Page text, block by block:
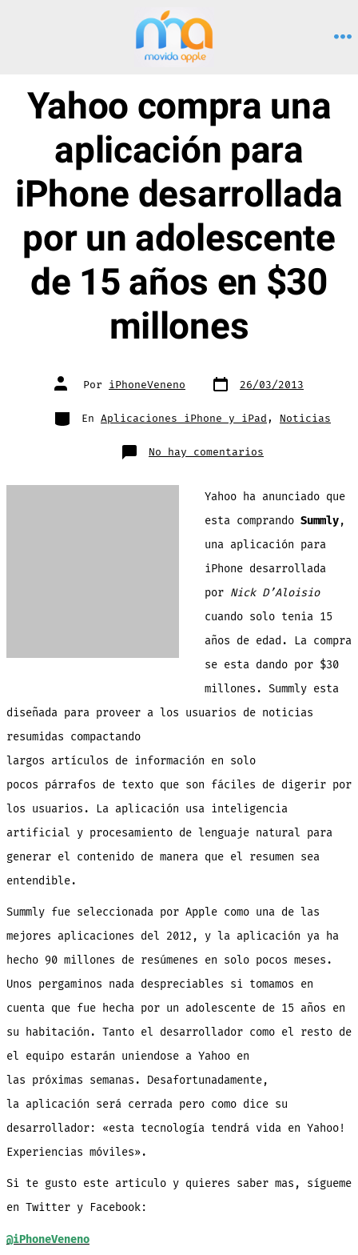
Yahoo compra una
aplicación para
iPhone desarrollada
por un adolescente
de 15 años en $30
millones
Autor
de Por iPhoneVeneno Fecha
de 26/03/2013
Categorías
En Aplicaciones iPhone y iPad , Noticias
No hay comentarios
Yahoo
aplicación
para
desarrollada
por
adolescente
15
años
en
$30
Yahoo ha anunciado que
esta comprando Summly,
una aplicación para
iPhone desarrollada
por Nick D’Aloisio
cuando solo tenia 15
años de edad. La compra
se esta dando por $30
millones. Summly esta
diseñada para proveer a los usuarios de noticias
resumidas compactando
largos artículos de información en solo
pocos párrafos de texto que son fáciles de digerir por
los usuarios. La aplicación usa inteligencia
artificial y procesamiento de lenguaje natural para
generar el contenido de manera que el resumen sea
entendible.
Summly fue seleccionada por Apple como una de las
mejores aplicaciones del 2012, y la aplicación ya ha
hecho 90 millones de resúmenes en solo pocos meses.
Unos pergaminos nada despreciables si tomamos en
cuenta que fue hecha por un adolescente de 15 años en
su habitación. Tanto el desarrollador como el resto de
el equipo estarán uniendose a Yahoo en
las próximas semanas. Desafortunadamente,
la aplicación será cerrada pero como dice su
desarrollador: «esta tecnología tendrá vida en Yahoo!
Experiencias móviles».
Si te gusto este articulo y quieres saber mas, sígueme
en Twitter y Facebook:
@iPhoneVeneno